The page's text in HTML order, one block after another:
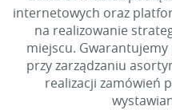
internetowych oraz
na realizowanie
miejscu. Gwarantujemy
przy zarządzaniu
realizacji zamówień